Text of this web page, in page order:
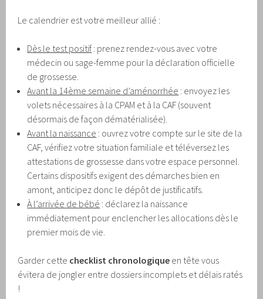
Le calendrier est votre meilleur allié :
Dès le test positif : prenez rendez-vous avec votre
médecin ou sage-femme pour la déclaration officielle
de grossesse.
Avant la 14ème semaine d’aménorrhée : envoyez les
volets nécessaires à la CPAM et à la CAF (souvent
désormais de façon dématérialisée).
Avant la naissance : ouvrez votre compte sur le site de la
CAF, vérifiez votre situation familiale et téléversez les
attestations de grossesse dans votre espace personnel.
Certains dispositifs exigent des démarches bien en
amont, anticipez donc le dépôt de justificatifs.
À l’arrivée de bébé : déclarez la naissance
immédiatement pour enclencher les allocations dès le
premier mois de vie.
Garder cette checklist chronologique en tête vous
évitera de jongler entre dossiers incomplets et délais ratés
!